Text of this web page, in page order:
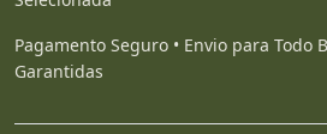
Pagamento Seguro • Envio para Todo
Garantidas